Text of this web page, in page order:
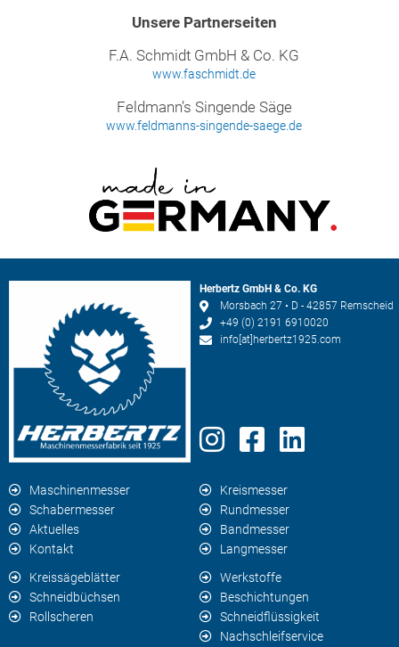
Unsere Partnerseiten
F.A. Schmidt GmbH & Co. KG
www.faschmidt.de
Feldmann’s Singende Säge
www.feldmanns-singende-saege.de
Herbertz GmbH & Co. KG
Morsbach 27 • D - 42857 Remscheid
+49 (0) 2191 6910020
info[at]herbertz1925.com
Maschinenmesser
Schabermesser
Aktuelles
Kontakt
Kreismesser
Rundmesser
Bandmesser
Langmesser
Kreissägeblätter
Schneidbüchsen
Rollscheren
Werkstoffe
Beschichtungen
Schneidflüssigkeit
Nachschleifservice